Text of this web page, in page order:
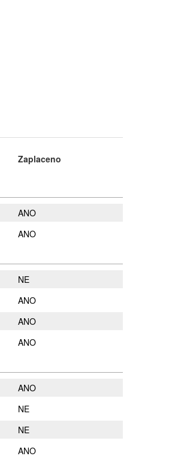
Zaplaceno
ANO
ANO
NE
ANO
ANO
ANO
ANO
NE
NE
ANO